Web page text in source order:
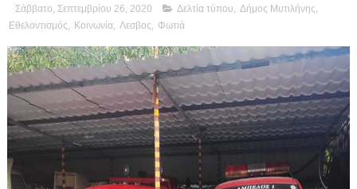
Σάββατο, Σεπτεμβρίου 26, 2020 Δελτία τύπου Δήμος Μυτιλήνης
Εθελοντισμός
Κοινωνία, Λεσβος Φωτιά